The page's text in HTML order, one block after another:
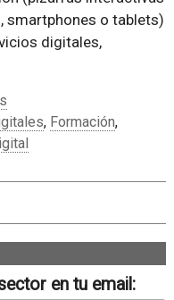
smartphones o tablets)
digitales,
, Formación,
en tu email: